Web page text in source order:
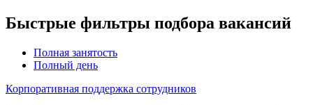
Быстрые фильтры подбора вакансий
Полная занятость
Полный день
Корпоративная поддержка сотрудников